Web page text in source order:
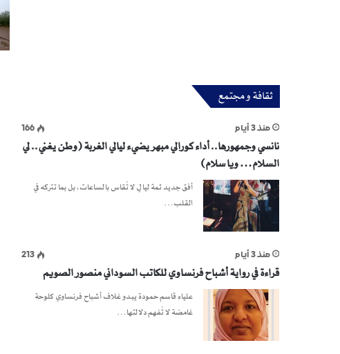
ثقافة و مجتمع
منذ 3 أيام 166
نانسي وجمهورها.. أداء كورالي مبهر يضيء ليالي الغربة (وطن يغني.. لي
السلام… ويا سلام)
أفق جديد ثمة ليالٍ لا تُقاس بالساعات، بل بما تتركه في
القلب…
منذ 3 أيام 213
قراءة في رواية أشباح فرنساوي للكاتب السوداني منصور الصويم
علياء قاسم حمودة يبدو غلاف أشباح فرنساوي كلوحة
غامضة لا تُفهم دلالتها…